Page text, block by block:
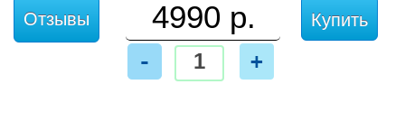
Отзывы
- +
Купить